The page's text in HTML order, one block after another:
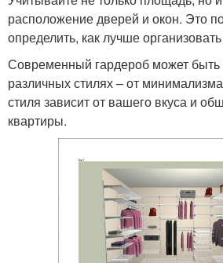
расположение дверей и окон. Это
определить, как лучше
Современный гардероб может
различных стилях – от
стиля зависит от вашего вкуса и
квартиры.